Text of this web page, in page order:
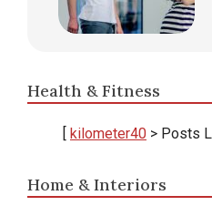
Health & Fitness
[ kilometer40 > Posts
Home & Interiors